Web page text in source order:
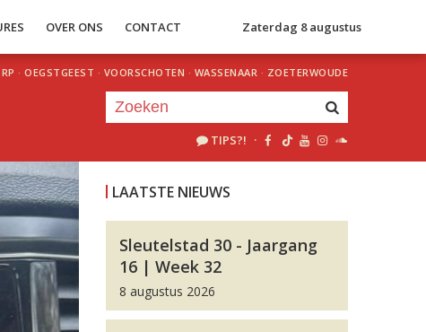
OVER ONS CONTACT Zaterdag 8 augustus
· OEGSTGEEST · VOORSCHOTEN · WASSENAAR · ZOETERWOUDE
TIPS?! ·
LAATSTE NIEUWS
Sleutelstad 30 - Jaargang
16 | Week 32
8 augustus 2026